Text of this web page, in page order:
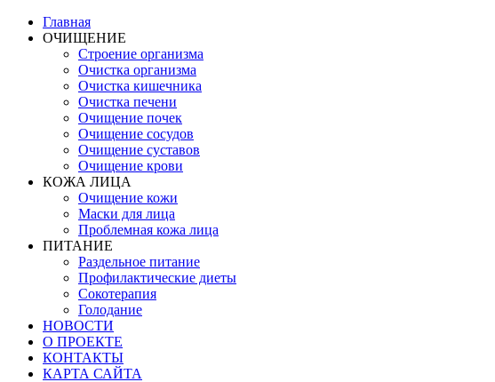
Главная
ОЧИЩЕНИЕ
Строение организма
Очистка организма
Очистка кишечника
Очистка печени
Очищение почек
Очищение сосудов
Очищение суставов
Очищение крови
КОЖА ЛИЦА
Очищение кожи
Маски для лица
Проблемная кожа лица
ПИТАНИЕ
Раздельное питание
Профилактические диеты
Сокотерапия
Голодание
НОВОСТИ
О ПРОЕКТЕ
КОНТАКТЫ
КАРТА САЙТА